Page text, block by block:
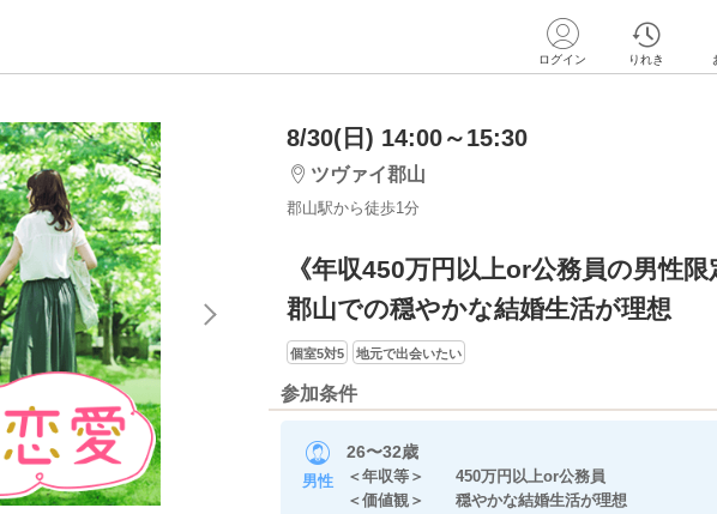
ログイン りれき
8/30(日) 14:00～15:30
ツヴァイ郡山
郡山駅から徒歩1分
《年収450万円以上or公務員の男性限
郡山での穏やかな結婚生活が理想
個室5対5 地元で出会いたい
参加条件
男性
26〜32歳
＜年収等＞ 450万円以上or公務員
＜価値観＞ 穏やかな結婚生活が理想